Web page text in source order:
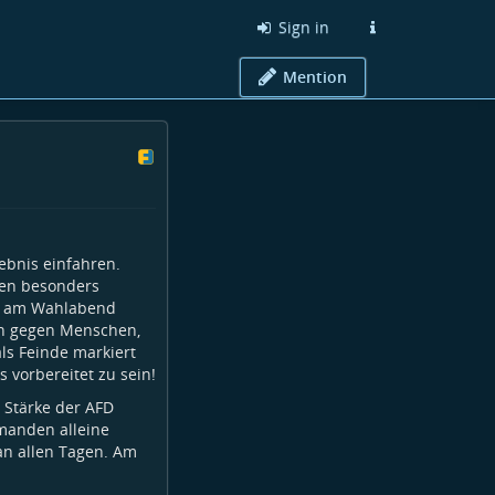
Sign in
Mention
einfahren.
besonders
Wahlabend
Menschen,
Feinde markiert
vorbereitet zu sein!
der AFD
alleine
allen Tagen. Am